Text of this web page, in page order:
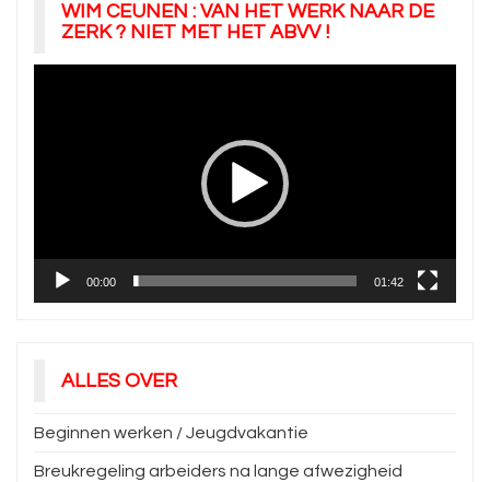
WIM CEUNEN : VAN HET WERK NAAR DE
ZERK ? NIET MET HET ABVV !
00:00 01:42
ALLES OVER
Beginnen werken / Jeugdvakantie
Breukregeling arbeiders na lange afwezigheid